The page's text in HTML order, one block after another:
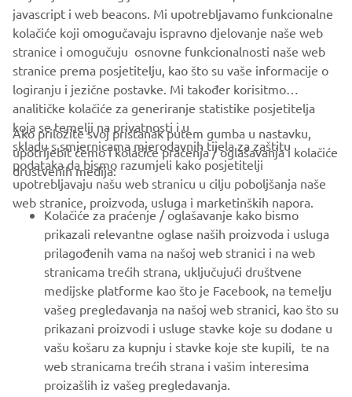
YAMARIN OFFICIAL WEBSITE
CORPORATE
FOR BUSINESS
MORE YAMAHA
SUPPORT
BILTEN
Budite prvi koji će saznati o najnovijim ponudama, posebnim
događajima, novim izdanjima i još mnogo toga
javascript i web beacons. Mi upotrebljavamo funkcionalne
kolačiće koji omogučavaju ispravno djelovanje naše web
stranice i omogučuju osnovne funkcionalnosti naše web
stranice prema posjetitelju, kao što su vaše informacije o
logiranju i jezične postavke. Mi također korisitmo
analitičke kolačiće za generiranje statistike posjetitelja
koja se temelji na privatnosti i u
skladu s smjernicama mjerodavnih tijela za zaštitu
podataka da bismo razumjeli kako posjetitelji
upotrebljavaju našu web stranicu u cilju poboljšanja naše
web stranice, proizvoda, usluga i marketinških napora.
Ako priložite svoj pristanak putem gumba u nastavku,
upotrijebit ćemo i kolačiće praćenja / oglašavanja i kolačiće
društvenih medija:
Kolačiće za praćenje / oglašavanje kako bismo
prikazali relevantne oglase naših proizvoda i usluga
prilagođenih vama na našoj web stranici i na web
stranicama trećih strana, uključujući društvene
medijske platforme kao što je Facebook, na temelju
vašeg pregledavanja na našoj web stranici, kao što su
prikazani proizvodi i usluge stavke koje su dodane u
vašu košaru za kupnju i stavke koje ste kupili, te na
web stranicama trećih strana i vašim interesima
proizašlih iz vašeg pregledavanja.